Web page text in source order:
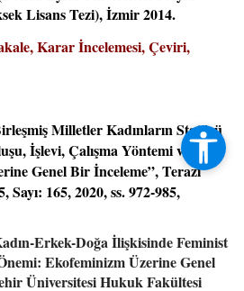
Lisans Tezi), İzmir 2014.
Karar İncelemesi, Çeviri,
Milletler Kadınların Statüsü
İşlevi, Çalışma Yöntemi ve
Genel Bir İnceleme”, Terazi
165, 2020, ss. 972-985,
Erkek-Doğa İlişkisinde Feminist
Ekofeminizm Üzerine Genel
Üniversitesi Hukuk Fakültesi